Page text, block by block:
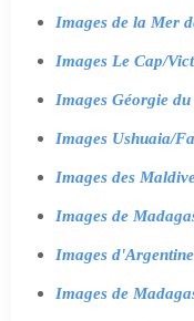
Images de la Mer
Images Le Cap/
Images Géorgie
Images Ushuaia/
Images des
Images de
Images
Images de